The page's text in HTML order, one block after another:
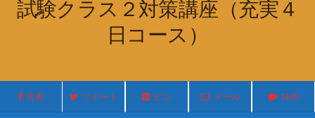
試験クラス２対策講座（充実４
日コース）
共有 ツイート ピン メール SMS